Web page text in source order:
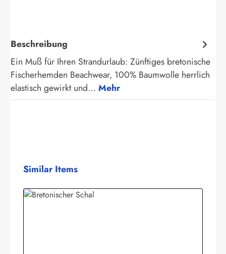
Beschreibung
Ein Muß für Ihren Strandurlaub: Zünftiges bretonische
Fischerhemden Beachwear, 100% Baumwolle herrlich
elastisch gewirkt und… Mehr
Produktgalerie überspringen
Similar Items